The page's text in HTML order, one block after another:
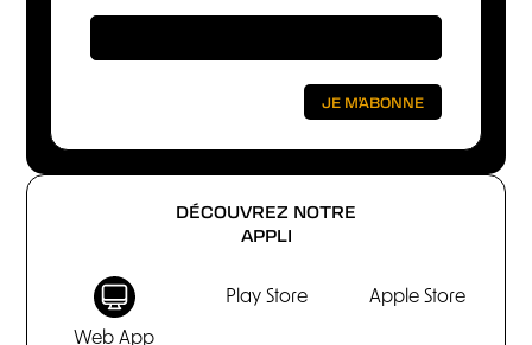
DÉCOUVREZ NOTRE
APPLI
Web App
Play Store Apple Store